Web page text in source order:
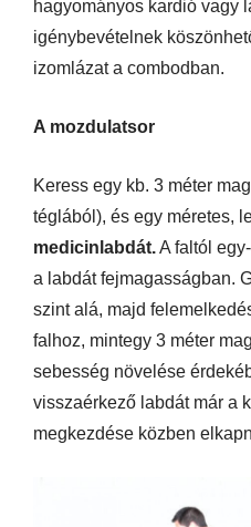
hagyományos kardió vagy
igénybevételnek
izomlázat a combodban.
A mozdulatsor
Keress egy kb. 3 méter
téglából), és egy méretes,
medicinlabdát.A faltól
a labdát fejmagasságban.
szint alá, majd
falhoz, mintegy 3 méter
sebesség növelése
visszaérkező labdát már a
megkezdése közben